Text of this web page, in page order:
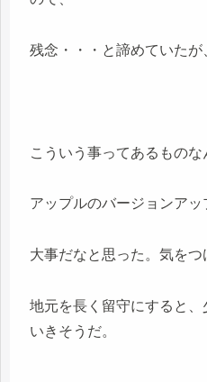
残念・・・と諦めていたが
こういう事ってあるもの
アップルのバージョンアッ
大事だなと思った。気をつ
地元を長く留守にすると
いきそうだ。